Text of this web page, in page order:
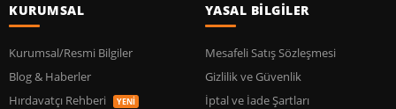
KURUMSAL
Kurumsal/Resmi Bilgiler
Blog & Haberler
Hırdavatçı Rehberi
YENİ
YASAL BİLGİLER
Mesafeli Satış Sözleşmesi
Gizlilik ve Güvenlik
İptal ve İade Şartları